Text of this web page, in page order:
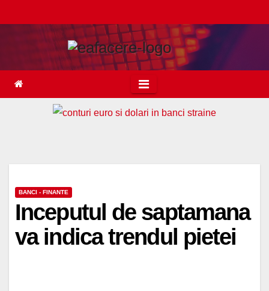
to
BANCI - FINANTE
Inceputul de saptamana
va indica trendul pietei